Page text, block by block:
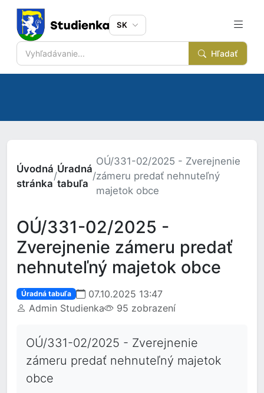
Hľadať
SK
Úvodná
stránka
/
Úradná
tabuľa
/
OÚ/331-02/2025 - Zverejnenie
zámeru predať nehnuteľný
majetok obce
OÚ/331-02/2025 -
Zverejnenie zámeru predať
nehnuteľný majetok obce
Úradná tabuľa
07.10.2025 13:47
Admin Studienka
95 zobrazení
OÚ/331-02/2025 - Zverejnenie
zámeru predať nehnuteľný majetok
obce